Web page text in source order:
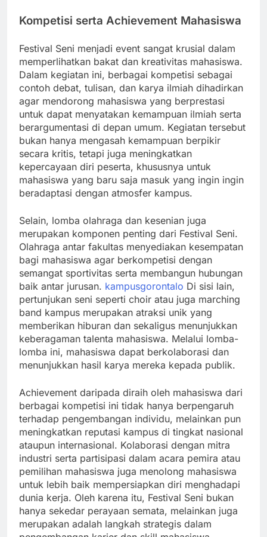
Kompetisi serta Achievement Mahasiswa
Festival Seni menjadi event sangat krusial dalam
memperlihatkan bakat dan kreativitas mahasiswa.
Dalam kegiatan ini, berbagai kompetisi sebagai
contoh debat, tulisan, dan karya ilmiah dihadirkan
agar mendorong mahasiswa yang berprestasi
untuk dapat menyatakan kemampuan ilmiah serta
berargumentasi di depan umum. Kegiatan tersebut
bukan hanya mengasah kemampuan berpikir
secara kritis, tetapi juga meningkatkan
kepercayaan diri peserta, khususnya untuk
mahasiswa yang baru saja masuk yang ingin ingin
beradaptasi dengan atmosfer kampus.
Selain, lomba olahraga dan kesenian juga
merupakan komponen penting dari Festival Seni.
Olahraga antar fakultas menyediakan kesempatan
bagi mahasiswa agar berkompetisi dengan
semangat sportivitas serta membangun hubungan
baik antar jurusan. kampusgorontalo Di sisi lain,
pertunjukan seni seperti choir atau juga marching
band kampus merupakan atraksi unik yang
memberikan hiburan dan sekaligus menunjukkan
keberagaman talenta mahasiswa. Melalui lomba-
lomba ini, mahasiswa dapat berkolaborasi dan
menunjukkan hasil karya mereka kepada publik.
Achievement daripada diraih oleh mahasiswa dari
berbagai kompetisi ini tidak hanya berpengaruh
terhadap pengembangan individu, melainkan pun
meningkatkan reputasi kampus di tingkat nasional
ataupun internasional. Kolaborasi dengan mitra
industri serta partisipasi dalam acara pemira atau
pemilihan mahasiswa juga menolong mahasiswa
untuk lebih baik mempersiapkan diri menghadapi
dunia kerja. Oleh karena itu, Festival Seni bukan
hanya sekedar perayaan semata, melainkan juga
merupakan adalah langkah strategis dalam